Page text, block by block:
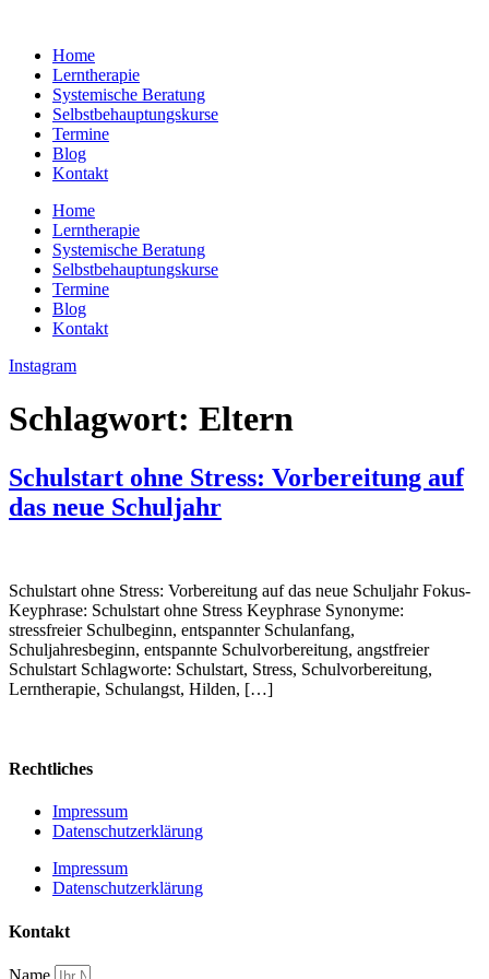
springenHome
Lerntherapie
Systemische Beratung
Selbstbehauptungskurse
Termine
Blog
Kontakt
Home
Lerntherapie
Systemische Beratung
Selbstbehauptungskurse
Termine
Blog
Kontakt
Instagram
Schlagwort: Eltern
Schulstart ohne Stress: Vorbereitung auf
das neue Schuljahr
Schulstart ohne Stress: Vorbereitung auf das neue Schuljahr Fokus-
Keyphrase: Schulstart ohne Stress Keyphrase Synonyme:
stressfreier Schulbeginn, entspannter Schulanfang,
Schuljahresbeginn, entspannte Schulvorbereitung, angstfreier
Schulstart Schlagworte: Schulstart, Stress, Schulvorbereitung,
Lerntherapie, Schulangst, Hilden, […]
Rechtliches
Impressum
Datenschutzerklärung
Impressum
Datenschutzerklärung
Kontakt
Name